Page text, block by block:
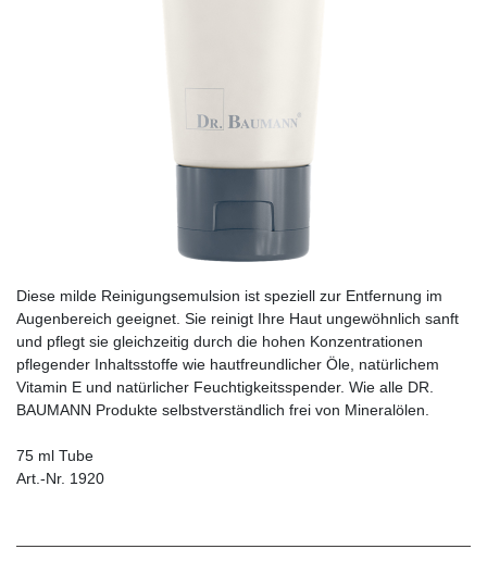
Diese milde Reinigungsemulsion ist speziell zur Entfernung im
Augenbereich geeignet. Sie reinigt Ihre Haut ungewöhnlich sanft
und pflegt sie gleichzeitig durch die hohen Konzentrationen
pflegender Inhaltsstoffe wie hautfreundlicher Öle, natürlichem
Vitamin E und natürlicher Feuchtigkeitsspender. Wie alle DR.
BAUMANN Produkte selbstverständlich frei von Mineralölen.
75 ml Tube
Art.-Nr. 1920